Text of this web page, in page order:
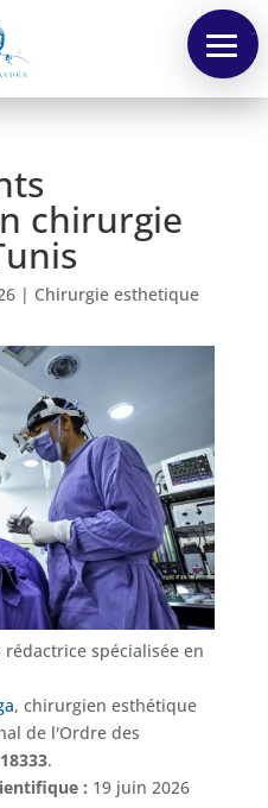
chirurgie
| Chirurgie esthetique
rédactrice spécialisée en
, chirurgien esthétique
de l'Ordre des
18333.
: 19 juin 2026